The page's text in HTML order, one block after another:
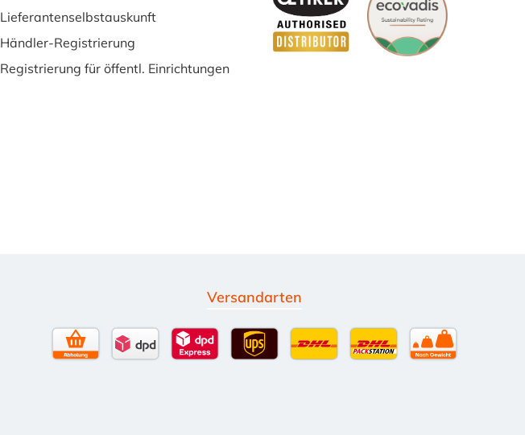
Lieferantenselbstauskunft
Händler-Registrierung
Registrierung für öffentl. Einrichtungen
Versandarten